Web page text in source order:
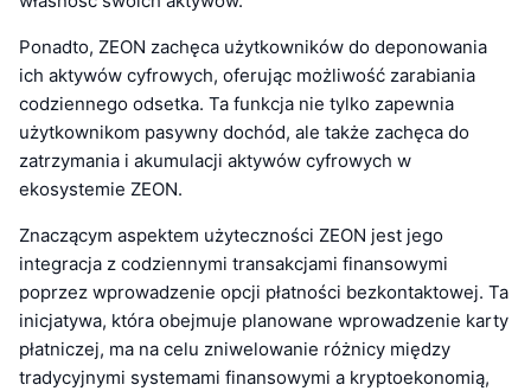
Ponadto, ZEON zachęca użytkowników do deponowania
ich aktywów cyfrowych, oferując możliwość zarabiania
codziennego odsetka. Ta funkcja nie tylko zapewnia
użytkownikom pasywny dochód, ale także zachęca do
zatrzymania i akumulacji aktywów cyfrowych w
ekosystemie ZEON.
Znaczącym aspektem użyteczności ZEON jest jego
integracja z codziennymi transakcjami finansowymi
poprzez wprowadzenie opcji płatności bezkontaktowej. Ta
inicjatywa, która obejmuje planowane wprowadzenie karty
płatniczej, ma na celu zniwelowanie różnicy między
tradycyjnymi systemami finansowymi a kryptoekonomią,